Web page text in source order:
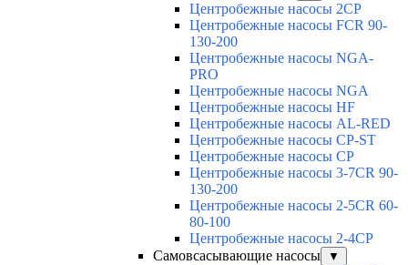
Центробежные насосы 2CP
Центробежные насосы FCR 90-
130-200
Центробежные насосы NGA-
PRO
Центробежные насосы NGA
Центробежные насосы HF
Центробежные насосы AL-RED
Центробежные насосы CP-ST
Центробежные насосы CP
Центробежные насосы 3-7CR 90-
130-200
Центробежные насосы 2-5CR 60-
80-100
Центробежные насосы 2-4CP
Самовсасывающие насосы
▼